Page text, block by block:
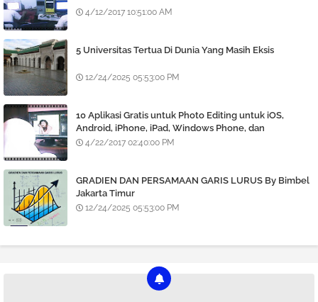
4/12/2017 10:51:00 AM
5 Universitas Tertua Di Dunia Yang Masih Eksis
12/24/2025 05:53:00 PM
10 Aplikasi Gratis untuk Photo Editing untuk iOS,
Android, iPhone, iPad, Windows Phone, dan
BlackBerry
4/22/2017 02:40:00 PM
GRADIEN DAN PERSAMAAN GARIS LURUS By Bimbel
Jakarta Timur
12/24/2025 05:53:00 PM